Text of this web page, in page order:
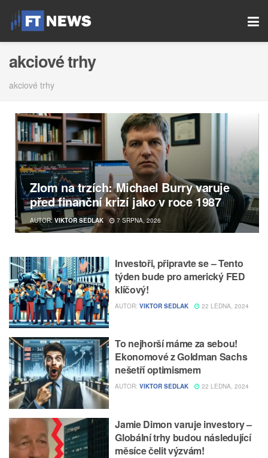
akciové trhy
akciové trhy
Zlom na trzích: Michael Burry varuje
před finanční krizí jako v roce 1987
AUTOR:VIKTOR SEDLAK 7 SRPNA, 2026
Investoři, připravte se – Tento
týden bude pro americký FED
klíčový!
AUTOR:VIKTOR SEDLAK 22 LEDNA, 2024
To nejhorší máme za sebou!
Ekonomové z Goldman Sachs
nešetří optimismem
AUTOR:VIKTOR SEDLAK 22 LEDNA, 2024
Jamie Dimon varuje investory –
Globální trhy budou následující
měsíce čelit výzvám!